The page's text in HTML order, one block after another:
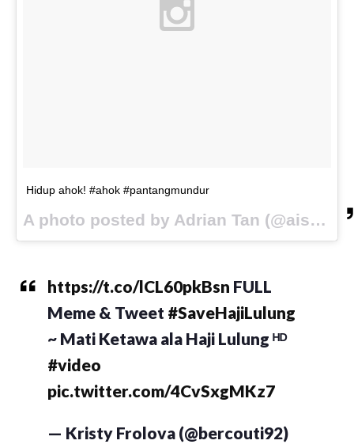
Hidup ahok! #ahok #pantangmundur
A photo posted by Adrian Tan (@aisukurimu_ku) on
https://t.co/lCL60pkBsn FULL
Meme & Tweet #SaveHajiLulung
~ Mati Ketawa ala Haji Lulung ᴴᴰ
#video
pic.twitter.com/4CvSxgMKz7
— Kristy Frolova (@bercouti92)